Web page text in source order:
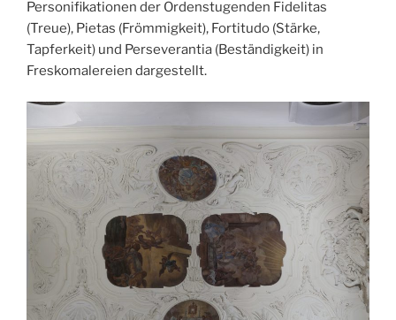
Personifikationen der Ordenstugenden Fidelitas
(Treue), Pietas (Frömmigkeit), Fortitudo (Stärke,
Tapferkeit) und Perseverantia (Beständigkeit) in
Freskomalereien dargestellt.